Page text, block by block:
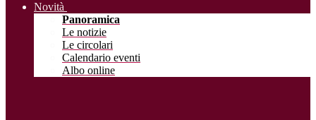
Novità
Panoramica
Le notizie
Le circolari
Calendario eventi
Albo online